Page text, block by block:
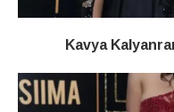
Kavya